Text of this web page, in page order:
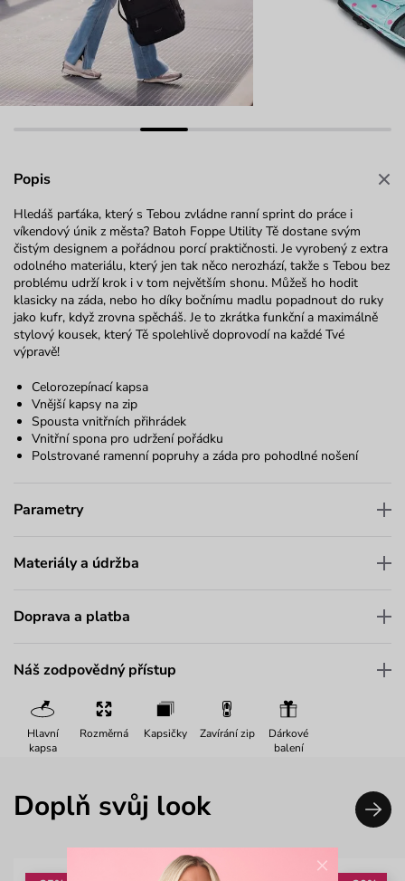
Popis
Hledáš parťáka, který s Tebou zvládne ranní sprint do práce i
víkendový únik z města? Batoh Foppe Utility Tě dostane svým
čistým designem a pořádnou porcí praktičnosti. Je vyrobený z extra
odolného materiálu, který jen tak něco nerozhází, takže s Tebou bez
problému udrží krok i v tom největším shonu. Můžeš ho hodit
klasicky na záda, nebo ho díky bočnímu madlu popadnout do ruky
jako kufr, když zrovna spěcháš. Je to zkrátka funkční a maximálně
stylový kousek, který Tě spolehlivě doprovodí na každé Tvé
výpravě!
Celorozepínací kapsa
Vnější kapsy na zip
Spousta vnitřních přihrádek
Vnitřní spona pro udržení pořádku
Polstrované ramenní popruhy a záda pro pohodlné nošení
Parametry
Materiály a údržba
Doprava a platba
Náš zodpovědný přístup
Hlavní
kapsa
Rozměrná Kapsičky Zavírání zip
Dárkové
balení
Doplň svůj look
×